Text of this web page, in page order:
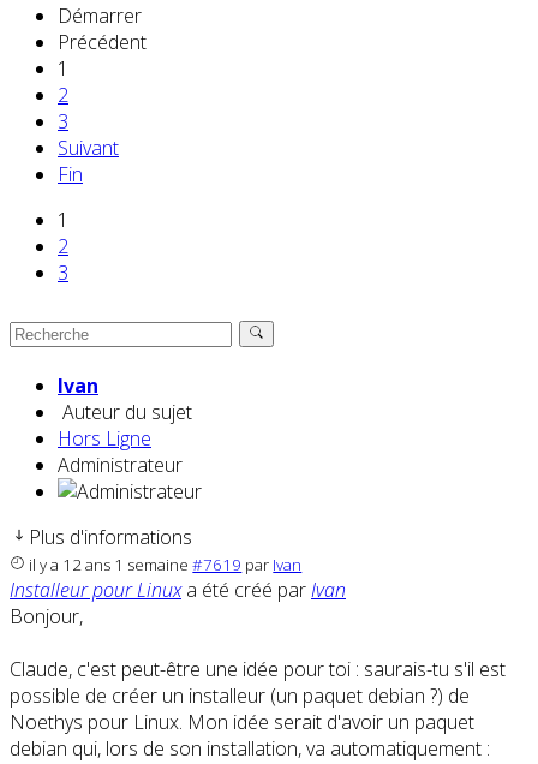
Démarrer
Précédent
1
2
3
Suivant
Fin
1
2
3
Ivan
Auteur du sujet
Hors Ligne
Administrateur
Plus d'informations
il y a 12 ans 1 semaine #7619 par Ivan
Installeur pour Linuxa été créé parIvan
Bonjour,
Claude, c'est peut-être une idée pour toi : saurais-tu s'il est
possible de créer un installeur (un paquet debian ?) de
Noethys pour Linux. Mon idée serait d'avoir un paquet
debian qui, lors de son installation, va automatiquement :